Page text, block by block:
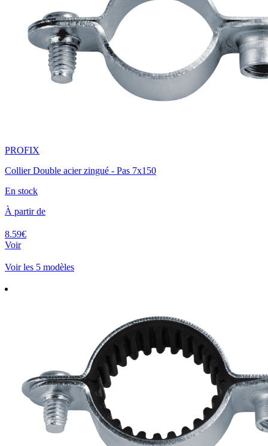
PROFIX
Collier Double acier zingué - Pas 7x150
En stock
À partir de
8.59€
Voir
Voir les 5 modèles